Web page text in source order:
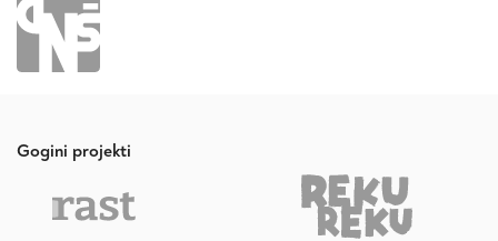
Gogini projekti